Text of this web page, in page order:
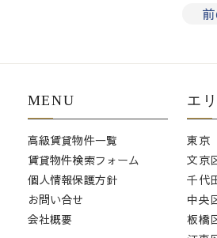
MENU
高級賃貸物件一覧
賃貸物件検索フォーム
個人情報保護方針
お問い合せ
会社概要
エ
東京
文京
千代
中央
板橋